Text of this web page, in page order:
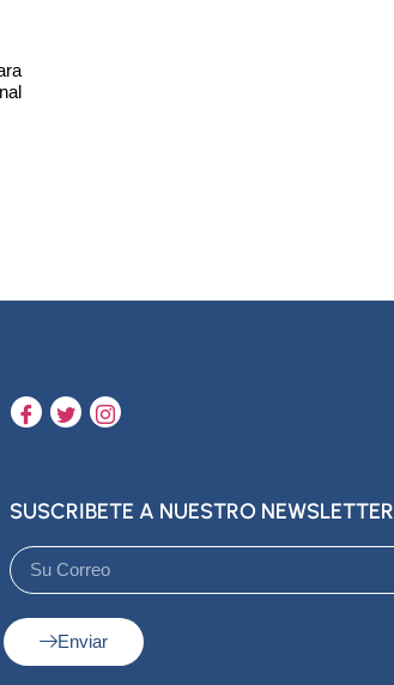
SUSCRIBETE A NUESTRO NEWSLETTER
Enviar